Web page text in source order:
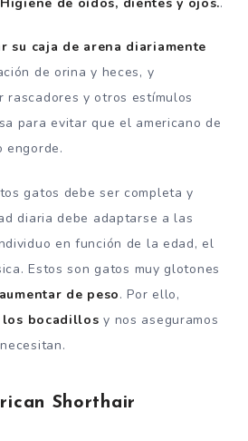
su caja de arena diariamente
de orina y heces, y
rascadores y otros estímulos
para evitar que el americano de
engorde.
gatos debe ser completa y
diaria debe adaptarse a las
en función de la edad, el
Estos son gatos muy glotones
de peso. Por ello,
los bocadillos y nos aseguramos
Shorthair